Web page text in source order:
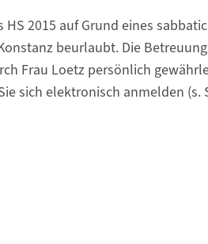
HS 2015 auf Grund eines
beurlaubt. Die
Frau Loetz persönlich
sich elektronisch anmelden (s.